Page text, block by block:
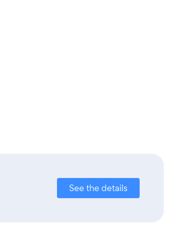
See the details